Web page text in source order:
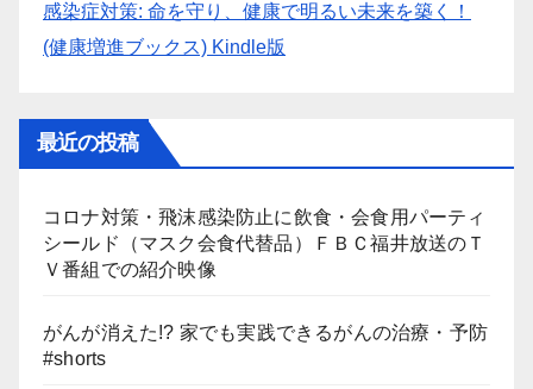
感染症対策: 命を守り、健康で明るい未来を築く！
(健康増進ブックス) Kindle版
最近の投稿
コロナ対策・飛沫感染防止に飲食・会食用パーティ
シールド（マスク会食代替品）ＦＢＣ福井放送のＴ
Ｖ番組での紹介映像
がんが消えた!? 家でも実践できるがんの治療・予防
#shorts